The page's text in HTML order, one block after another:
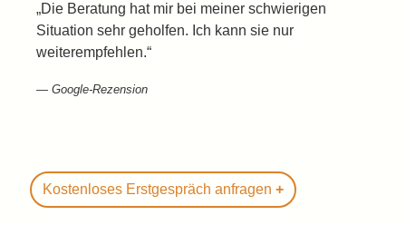
„Die Beratung hat mir bei meiner schwierigen
Situation sehr geholfen. Ich kann sie nur
weiterempfehlen.“
— Google-Rezension
Kostenloses Erstgespräch anfragen